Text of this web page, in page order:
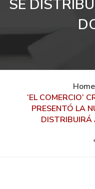
SE
Home
‘EL COMERCIO’
PRESENTÓ LA
DISTRIBUIRÁ